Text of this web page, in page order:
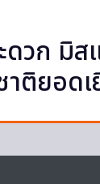
ดวก มิส
าติยอด